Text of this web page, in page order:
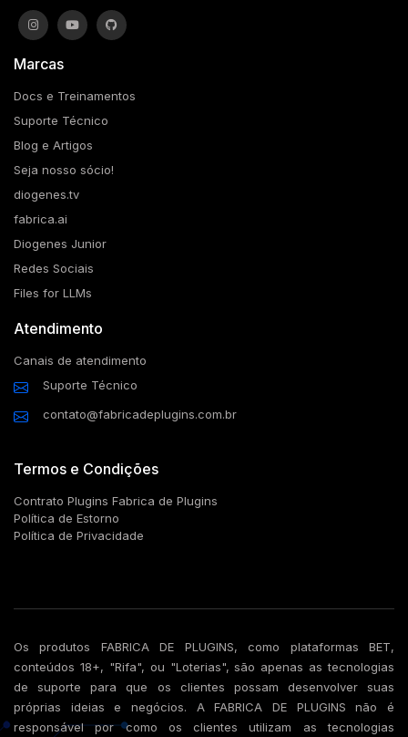
Marcas
Docs e Treinamentos
Suporte Técnico
Blog e Artigos
Seja nosso sócio!
diogenes.tv
fabrica.ai
Diogenes Junior
Redes Sociais
Files for LLMs
Atendimento
Canais de atendimento
Suporte Técnico
contato@fabricadeplugins.com.br
Termos e Condições
Contrato Plugins Fabrica de Plugins
Política de Estorno
Política de Privacidade
Os produtos FABRICA DE PLUGINS, como plataformas BET,
conteúdos 18+, "Rifa", ou "Loterias", são apenas as tecnologias
de suporte para que os clientes possam desenvolver suas
próprias ideias e negócios. A FABRICA DE PLUGINS não é
responsável por como os clientes utilizam as tecnologias